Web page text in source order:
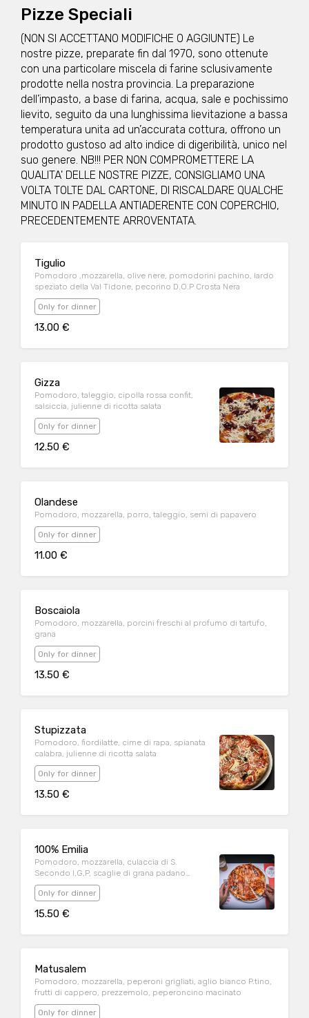
Pizze Speciali
(NON SI ACCETTANO MODIFICHE O AGGIUNTE) Le
nostre pizze, preparate fin dal 1970, sono ottenute
con una particolare miscela di farine sclusivamente
prodotte nella nostra provincia. La preparazione
dell’impasto, a base di farina, acqua, sale e pochissimo
lievito, seguito da una lunghissima lievitazione a bassa
temperatura unita ad un’accurata cottura, offrono un
prodotto gustoso ad alto indice di digeribilità, unico nel
suo genere. NB!!! PER NON COMPROMETTERE LA
QUALITA' DELLE NOSTRE PIZZE, CONSIGLIAMO UNA
VOLTA TOLTE DAL CARTONE, DI RISCALDARE QUALCHE
MINUTO IN PADELLA ANTIADERENTE CON COPERCHIO,
PRECEDENTEMENTE ARROVENTATA.
Tigulio
Pomodoro ,mozzarella, olive nere, pomodorini pachino, lardo
speziato della Val Tidone, pecorino D.O.P Crosta Nera
Only for dinner
13.00 €
Gizza
Pomodoro, taleggio, cipolla rossa confit,
salsiccia, julienne di ricotta salata
Only for dinner
12.50 €
Olandese
Pomodoro, mozzarella, porro, taleggio, semi di papavero
Only for dinner
11.00 €
Boscaiola
Pomodoro, mozzarella, porcini freschi al profumo di tartufo,
grana
Only for dinner
13.50 €
Stupizzata
Pomodoro, fiordilatte, cime di rapa, spianata
calabra, julienne di ricotta salata
Only for dinner
13.50 €
100% Emilia
Pomodoro, mozzarella, culaccia di S.
Secondo I,G,P, scaglie di grana padano
D.O.P, glassa di aceto balsamico
Only for dinner
15.50 €
Matusalem
Pomodoro, mozzarella, peperoni grigliati, aglio bianco P.tino,
frutti di cappero, prezzemolo, peperoncino macinato
Only for dinner